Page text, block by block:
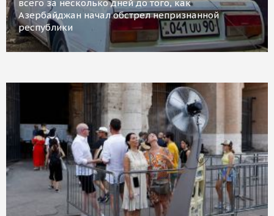
всего за несколько дней до того, как
Азербайджан начал обстрел непризнанной
республики